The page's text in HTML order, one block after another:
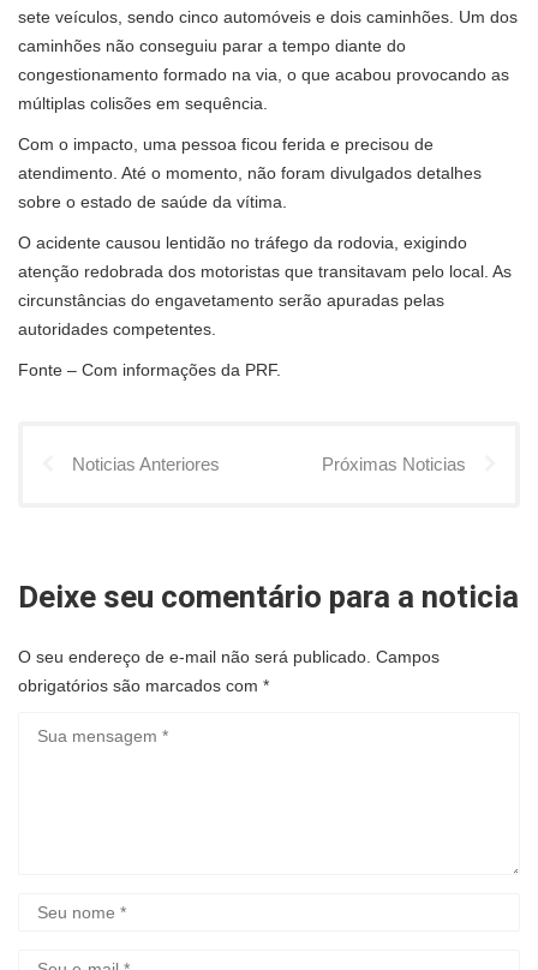
sete veículos, sendo cinco automóveis e dois caminhões. Um dos
caminhões não conseguiu parar a tempo diante do
congestionamento formado na via, o que acabou provocando as
múltiplas colisões em sequência.
Com o impacto, uma pessoa ficou ferida e precisou de
atendimento. Até o momento, não foram divulgados detalhes
sobre o estado de saúde da vítima.
O acidente causou lentidão no tráfego da rodovia, exigindo
atenção redobrada dos motoristas que transitavam pelo local. As
circunstâncias do engavetamento serão apuradas pelas
autoridades competentes.
Fonte – Com informações da PRF.
Noticias Anteriores Próximas Noticias
Deixe seu comentário para a noticia
O seu endereço de e-mail não será publicado. Campos
obrigatórios são marcados com *